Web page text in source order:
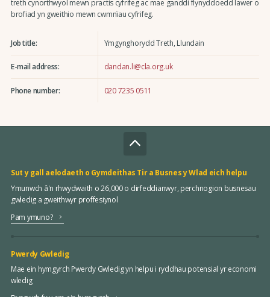
treth cynorthwyol mewn practis cyfrifeg ac mae ganddi flynyddoedd lawer o
brofiad yn gweithio mewn cwmnïau cyfrifeg.
Job title: Ymgynghorydd Treth, Llundain
E-mail address: dandan.li@cla.org.uk
Phone number: 020 7235 0511
Sut y gall aelodaeth o Gymdeithas Tir a Busnes y Wlad eich helpu
Ymunwch â'n rhwydwaith o 26,000 o dirfeddianwyr, perchnogion busnesau
gwledig a gweithwyr proffesiynol
Pam ymuno?
Pwerdy Gwledig
Mae ein hymgyrch Pwerdy Gwledig yn helpu i ryddhau potensial yr economi
wledig